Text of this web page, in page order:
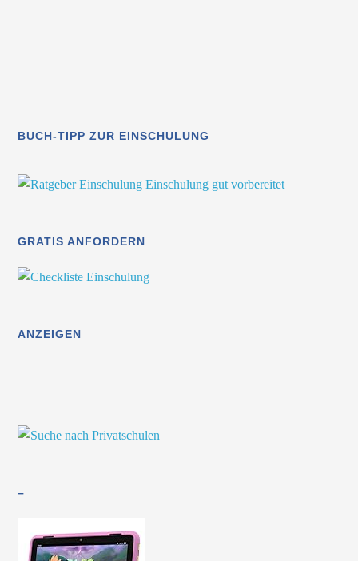
BUCH-TIPP ZUR EINSCHULUNG
GRATIS ANFORDERN
ANZEIGEN
–